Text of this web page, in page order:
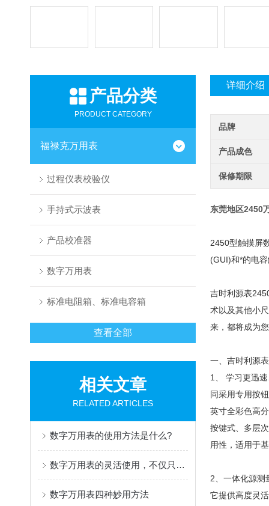
产品分类
PRODUCT CATEGORY
福禄克万用表
过程仪表校验仪
手持式示波表
产品校准器
数字万用表
标准电阻箱、标准电容箱
查看全部
相关文章
RELATED ARTICLES
数字万用表的使用方法是什么?
数字万用表的灵活使用，不仅只有基本方法！
数字万用表四种妙用方法
详细介绍
品牌
产品成色
保修期限
东莞地区2450
2450型触摸屏
(GUI)和*的电
吉时利源表
术以及其他小
来，都将成为
一、吉时利源
1、 学习更迅
同采用专用按
英寸全彩色高
按键式、多层
用性，适用于
2、一体化源测
它提供高度灵